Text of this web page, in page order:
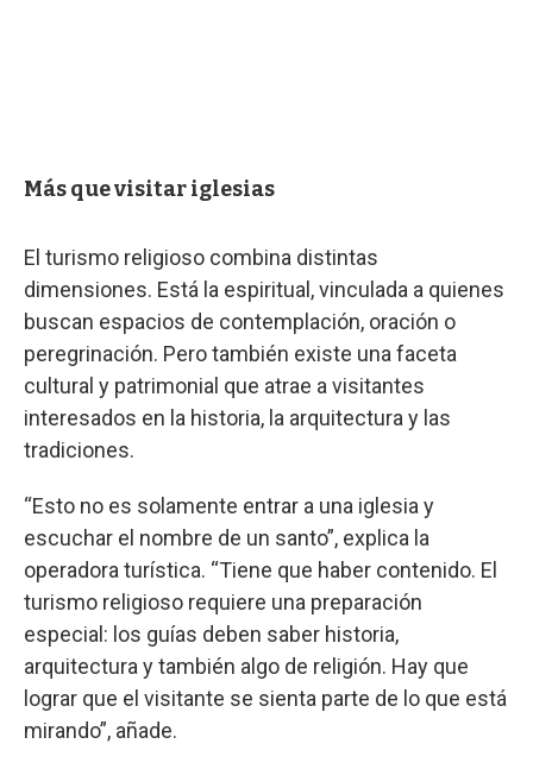
Más que visitar iglesias
El turismo religioso combina distintas
dimensiones. Está la espiritual, vinculada a quienes
buscan espacios de contemplación, oración o
peregrinación. Pero también existe una faceta
cultural y patrimonial que atrae a visitantes
interesados en la historia, la arquitectura y las
tradiciones.
“Esto no es solamente entrar a una iglesia y
escuchar el nombre de un santo”, explica la
operadora turística. “Tiene que haber contenido. El
turismo religioso requiere una preparación
especial: los guías deben saber historia,
arquitectura y también algo de religión. Hay que
lograr que el visitante se sienta parte de lo que está
mirando”, añade.